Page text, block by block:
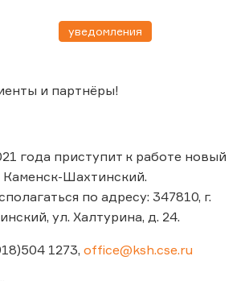
уведомления
и партнёры!
года приступит к работе новый
Каменск-Шахтинский.
по адресу: 347810, г.
ул. Халтурина, д. 24.
1273, office@ksh.cse.ru